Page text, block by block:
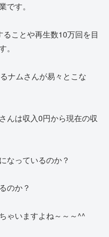
です。
ことや再生数10万回を目
ナムさんが易々とこな
んは収入0円から現在の収
なっているのか？
のか？
ゃいますよね～～～^^